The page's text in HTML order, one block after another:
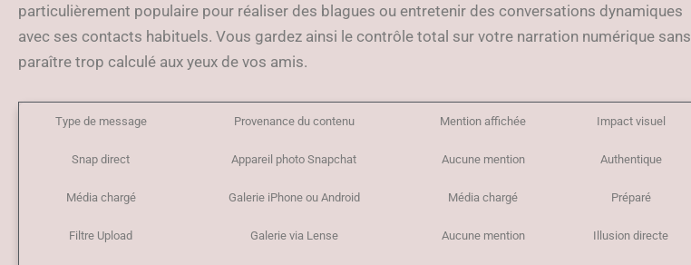
particulièrement populaire pour réaliser des blagues ou entretenir des conversations dynamiques
avec ses contacts habituels. Vous gardez ainsi le contrôle total sur votre narration numérique sans
paraître trop calculé aux yeux de vos amis.
Type de message Provenance du contenu Mention affichée Impact visuel
Snap direct Appareil photo Snapchat Aucune mention Authentique
Média chargé Galerie iPhone ou Android Média chargé Préparé
Filtre Upload Galerie via Lense Aucune mention Illusion directe